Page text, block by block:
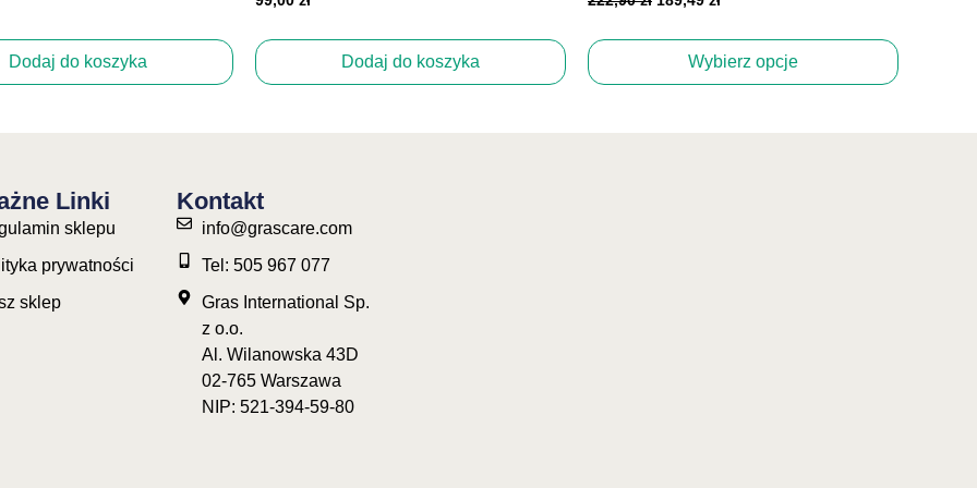
Dodaj do koszyka Dodaj do koszyka Wybierz opcje
Linki
sklepu
prywatności
sklep
Kontakt
info@grascare.com
Tel: 505 967 077
Gras International Sp.
z o.o.
Al. Wilanowska 43D
02-765 Warszawa
NIP: 521-394-59-80